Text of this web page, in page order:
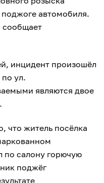
автомобиля.
сообщает
инцидент произошёл
ул.
являются двое
что житель посёлка
по салону горючую
поджёг